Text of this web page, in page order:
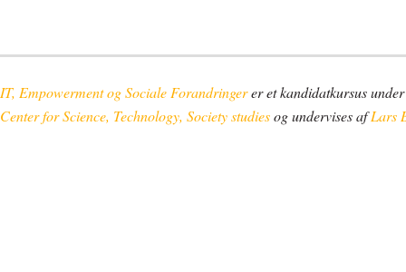
IT, Empowerment og Sociale Forandringerer et kandidatkursus
Center for Science, Technology, Society studiesog undervises afLars